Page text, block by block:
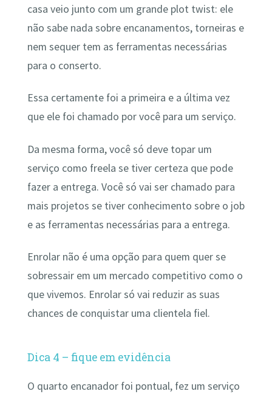
casa veio junto com um grande plot twist: ele
não sabe nada sobre encanamentos, torneiras e
nem sequer tem as ferramentas necessárias
para o conserto.
Essa certamente foi a primeira e a última vez
que ele foi chamado por você para um serviço.
Da mesma forma, você só deve topar um
serviço como freela se tiver certeza que pode
fazer a entrega. Você só vai ser chamado para
mais projetos se tiver conhecimento sobre o job
e as ferramentas necessárias para a entrega.
Enrolar não é uma opção para quem quer se
sobressair em um mercado competitivo como o
que vivemos. Enrolar só vai reduzir as suas
chances de conquistar uma clientela fiel.
Dica 4 – fique em evidência
O quarto encanador foi pontual, fez um serviço